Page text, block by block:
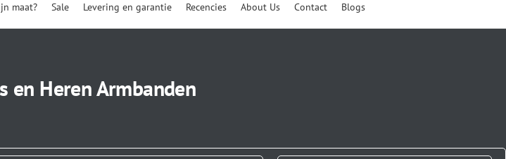
maat? Sale Levering en garantie Recencies About Us Contact Blogs
en Heren Armbanden